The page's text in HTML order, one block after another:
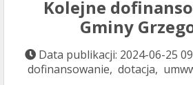
Kolejne
Gminy
Data publikacji: 2024-06-25
dofinansowanie, dotacja,